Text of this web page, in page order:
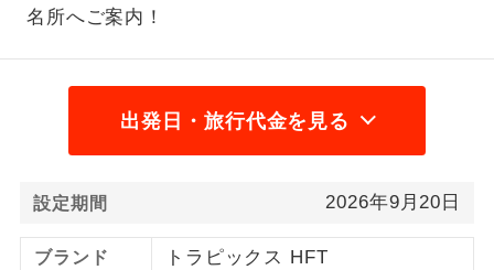
名所へご案内！
出発日・旅行代金を見る
設定期間 2026年9月20日
ブランド トラピックス HFT
女性限定
す。
航空会社指定
利用航空会社が指定なので、ご出発の計
画にとても便利です。